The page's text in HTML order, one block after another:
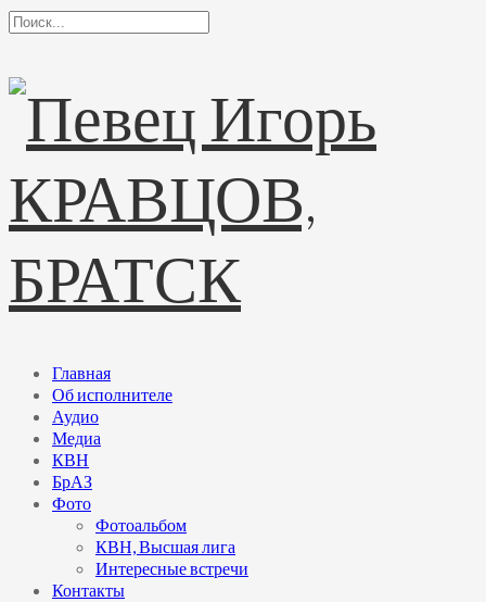
Главная
Об исполнителе
Аудио
Медиа
КВН
БрАЗ
Фото
Фотоальбом
КВН, Высшая лига
Интересные встречи
Контакты